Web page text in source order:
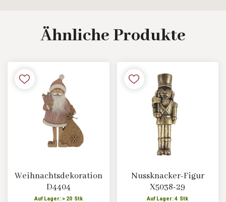
Ähnliche Produkte
Weihnachtsdekoration
D4404
Auf Lager: > 20 Stk
Nussknacker-Figur
X5038-29
Auf Lager: 4 Stk